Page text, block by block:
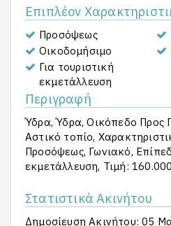
Επιπλέον
Προσόψεως
Οικοδομήσιμο
Για τουριστική
εκμετάλλευση
Περιγραφή
Ύδρα, Ύδρα, Οικόπεδο Προς
Αστικό τοπίο,
Προσόψεως, Γωνιακό,
εκμετάλλευση, Τιμή:
Στατιστικά Ακινήτου
Δημοσίευση Ακινήτου: 05